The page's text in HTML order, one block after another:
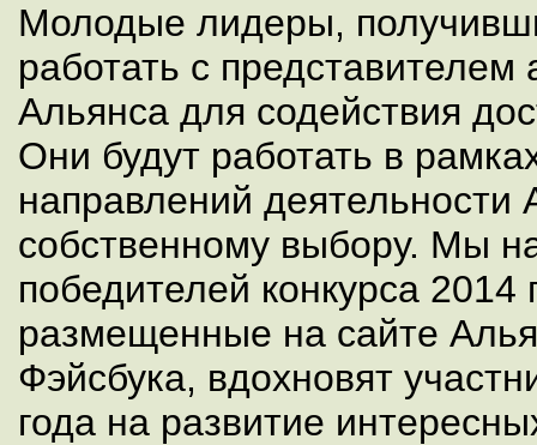
Молодые лидеры,
работать с
Альянса для содействия
Они будут работать в
направлений деятельности
собственному выбору. Мы
победителей конкурса 2014
размещенные на сайте
Фэйсбука, вдохновят
года на развитие